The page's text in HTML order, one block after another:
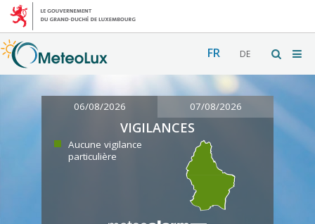
FR DE
06/08/2026 07/08/2026
VIGILANCES
Aucune vigilance
particulière